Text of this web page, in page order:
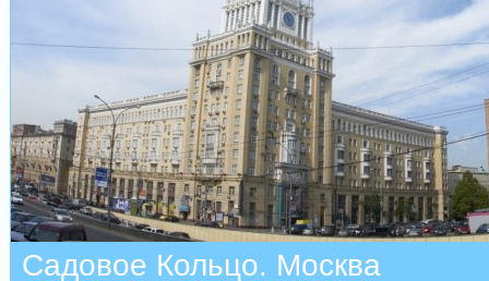
Садовое Кольцо. Москва